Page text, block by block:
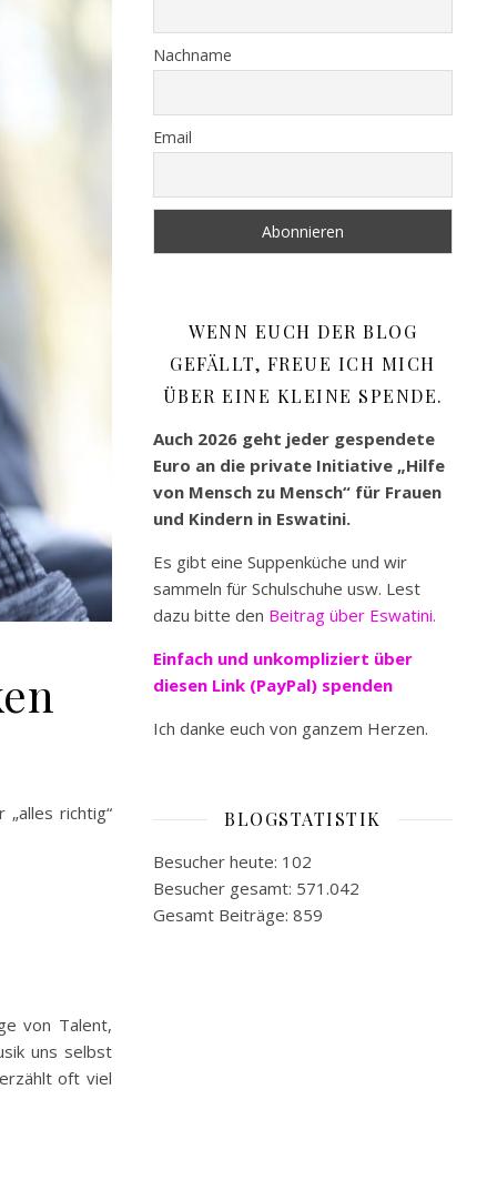
richtig“
von Talent,
uns selbst
oft viel
Nachname
Email
WENN EUCH DER BLOG
GEFÄLLT, FREUE ICH MICH
ÜBER EINE KLEINE SPENDE.
Auch 2026 geht jeder gespendete
Euro an die private Initiative „Hilfe
von Mensch zu Mensch“ für Frauen
und Kindern in Eswatini.
Es gibt eine Suppenküche und wir
sammeln für Schulschuhe usw. Lest
dazu bitte den Beitrag über Eswatini.
Einfach und unkompliziert über
diesen Link (PayPal) spenden
Ich danke euch von ganzem Herzen.
BLOGSTATISTIK
Besucher heute: 102
Besucher gesamt: 571.042
Gesamt Beiträge: 859